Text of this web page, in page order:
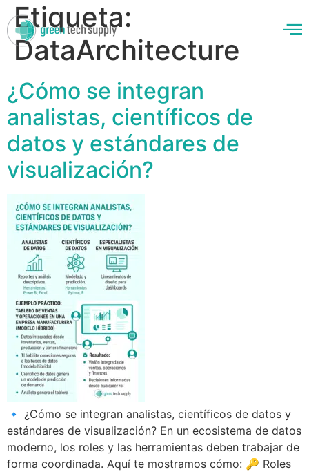
Etiqueta:
DataArchitecture
¿Cómo se integran
analistas, científicos de
datos y estándares de
visualización?
🔹 ¿Cómo se integran analistas, científicos de datos y
estándares de visualización? En un ecosistema de datos
moderno, los roles y las herramientas deben trabajar de
forma coordinada. Aquí te mostramos cómo: 🔑 Roles